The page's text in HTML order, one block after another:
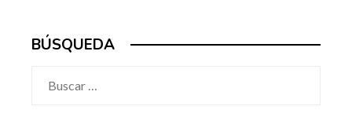
BÚSQUEDA